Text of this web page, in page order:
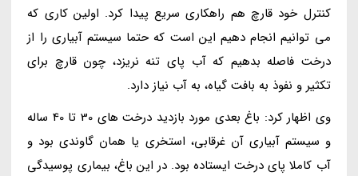
کنترل خود قارچ هم راهکاری سریع پیدا کرد. اولین کاری که
می توانیم انجام دهیم این است که حتما سیستم آبیاری را از
درخت فاصله بدهیم که آب پای تنه نریزد، چون قارچ برای
تکثیر و نفوذ به بافت گیاه، به آب نیاز دارد.
وی اظهار کرد: باغ بعدی مورد بازدید درخت های 30 تا 40 ساله
و سیستم آبیاری آن غرقابی، استخری یا همان گاوندی بود و
آب کاملا پای درخت ایستاده بود. در این باغ، بیماری پوسیدگی